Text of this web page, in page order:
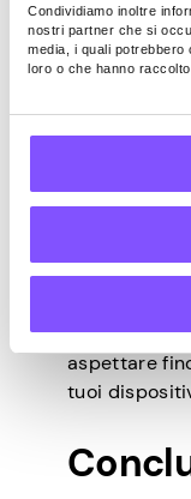
Condividiamo inoltre
nostri partner che si
media, i quali
loro o che hanno
tue abitudini
dell’ora e
di punta. È
l’elettricità
giorni feriali
settimana e
aspettare
tuoi